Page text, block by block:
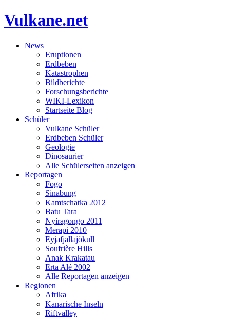
Vulkane.net
News
Eruptionen
Erdbeben
Katastrophen
Bildberichte
Forschungsberichte
WIKI-Lexikon
Startseite Blog
Schüler
Vulkane Schüler
Erdbeben Schüler
Geologie
Dinosaurier
Alle Schülerseiten anzeigen
Reportagen
Fogo
Sinabung
Kamtschatka 2012
Batu Tara
Nyiragongo 2011
Merapi 2010
Eyjafjallajökull
Soufrière Hills
Anak Krakatau
Erta Alé 2002
Alle Reportagen anzeigen
Regionen
Afrika
Kanarische Inseln
Riftvalley